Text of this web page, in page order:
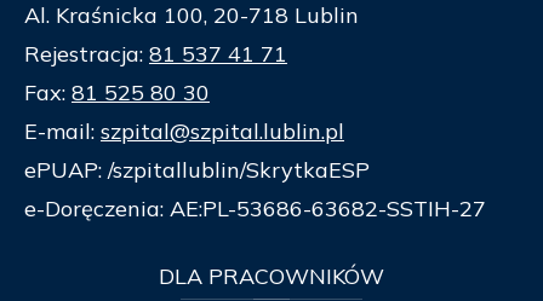
Al. Kraśnicka 100, 20-718 Lublin
Rejestracja: 81 537 41 71
Fax: 81 525 80 30
E-mail: szpital@szpital.lublin.pl
ePUAP: /szpitallublin/SkrytkaESP
e-Doręczenia: AE:PL-53686-63682-SSTIH-27
DLA PRACOWNIKÓW